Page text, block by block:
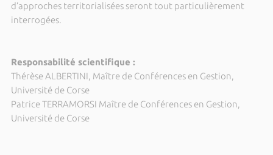
d’approches territorialisées seront tout particulièrement
interrogées.
Responsabilité scientifique :
Thérèse ALBERTINI, Maître de Conférences en Gestion,
Université de Corse
Patrice TERRAMORSI Maître de Conférences en Gestion,
Université de Corse